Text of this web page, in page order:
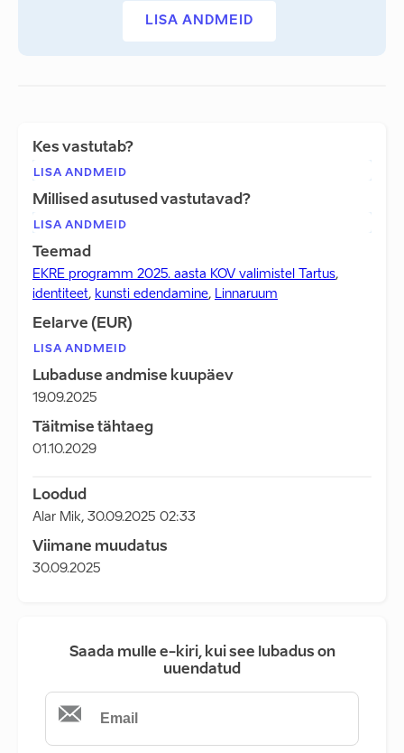
LISA ANDMEID
Kes vastutab?
LISA ANDMEID
Millised asutused vastutavad?
LISA ANDMEID
Teemad
EKRE programm 2025. aasta KOV valimistel Tartus,
identiteet, kunsti edendamine, Linnaruum
Eelarve (EUR)
LISA ANDMEID
Lubaduse andmise kuupäev
19.09.2025
Täitmise tähtaeg
01.10.2029
Loodud
Alar Mik, 30.09.2025 02:33
Viimane muudatus
30.09.2025
Saada mulle e-kiri, kui see lubadus on
uuendatud